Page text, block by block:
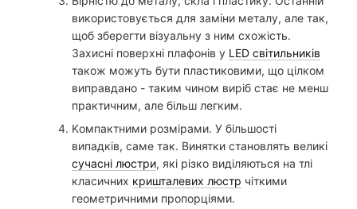
використовується для заміни металу, але так,
щоб зберегти візуальну з ним схожість.
Захисні поверхні плафонів у LED світильників
також можуть бути пластиковими, що цілком
виправдано - таким чином виріб стає не менш
практичним, але більш легким.
Kомпактними розмірами. У більшості
випадків, саме так. Винятки становлять великі
сучасні люстри, які різко виділяються на тлі
класичних кришталевих люстр чіткими
геометричними пропорціями.